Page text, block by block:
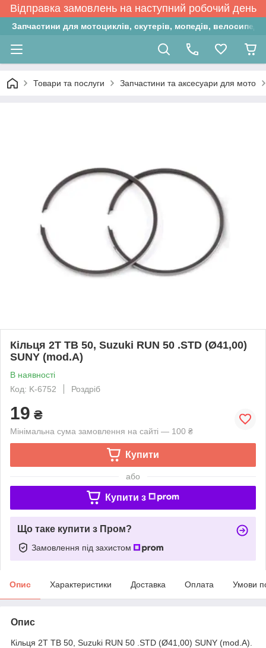
Відправка замовлень на наступний робочий день
Запчастини для мотоциклів, скутерів, мопедів,
Товари та послуги Запчастини та аксесуари для мото
Кільця 2T TB 50, Suzuki RUN 50 .STD (Ø41,00)
SUNY (mod.A)
В наявності
Код: K-6752
Роздріб
19 ₴
Мінімальна сума замовлення на сайті — 100 ₴
Купити
або
Купити з
Що таке купити з Пром?
Замовлення під захистом
Опис Характеристики Доставка Оплата Умови
Опис
Кільця 2T TB 50, Suzuki RUN 50 .STD (Ø41,00) SUNY (mod.A).